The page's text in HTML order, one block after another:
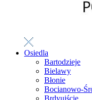
Osiedla
Bartodzieje
Bielawy
Błonie
Bocianowo-
Brdyujście